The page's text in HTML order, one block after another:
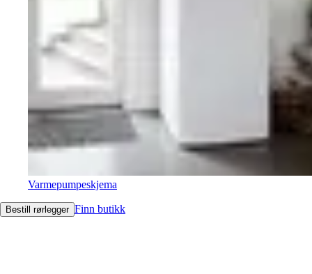
Varmepumpeskjema
Bestill rørlegger Finn butikk